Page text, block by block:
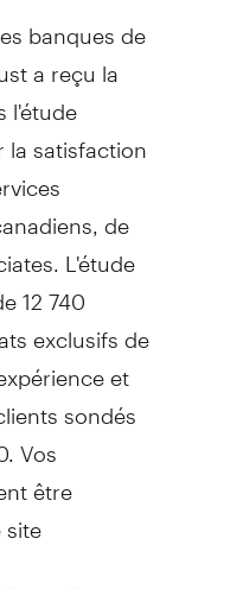
banques de
a reçu la
l'étude
la satisfaction
de
L'étude
12 740
exclusifs de
et
sondés
Vos
être